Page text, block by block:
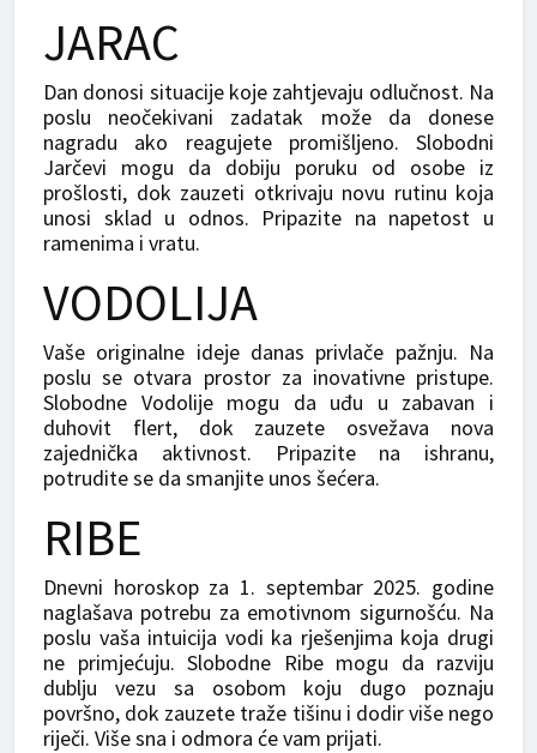
JARAC
Dan donosi situacije koje zahtjevaju odlučnost. Na
poslu neočekivani zadatak može da donese
nagradu ako reagujete promišljeno. Slobodni
Jarčevi mogu da dobiju poruku od osobe iz
prošlosti, dok zauzeti otkrivaju novu rutinu koja
unosi sklad u odnos. Pripazite na napetost u
ramenima i vratu.
VODOLIJA
Vaše originalne ideje danas privlače pažnju. Na
poslu se otvara prostor za inovativne pristupe.
Slobodne Vodolije mogu da uđu u zabavan i
duhovit flert, dok zauzete osvežava nova
zajednička aktivnost. Pripazite na ishranu,
potrudite se da smanjite unos šećera.
RIBE
Dnevni horoskop za 1. septembar 2025. godine
naglašava potrebu za emotivnom sigurnošću. Na
poslu vaša intuicija vodi ka rješenjima koja drugi
ne primjećuju. Slobodne Ribe mogu da razviju
dublju vezu sa osobom koju dugo poznaju
površno, dok zauzete traže tišinu i dodir više nego
riječi. Više sna i odmora će vam prijati.